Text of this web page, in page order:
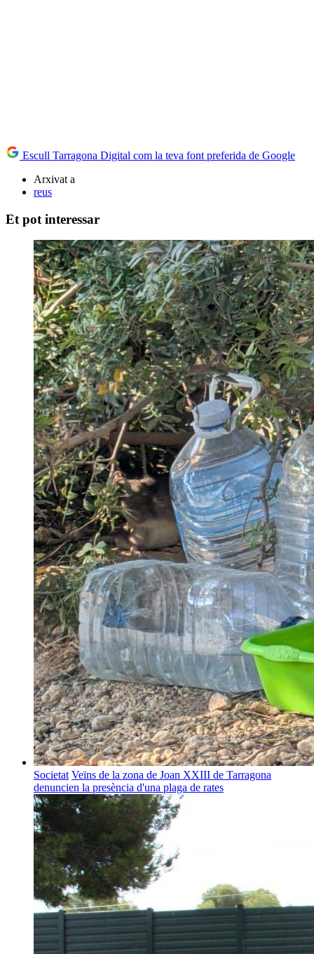
Escull Tarragona Digital com la teva font preferida de Google
Arxivat a
reus
Et pot interessar
Societat Veïns de la zona de Joan XXIII de Tarragona
denuncien la presència d'una plaga de rates